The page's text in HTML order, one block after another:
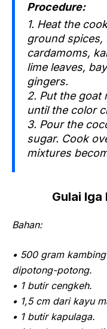
Procedure:
1. Heat the
ground spices,
cardamoms,
lime leaves,
gingers.
2. Put the goat
until the color
3. Pour the
sugar. Cook
mixtures
Gulai Iga
Bahan:
• 500 gram
dipotong-potong.
• 1 butir cengkeh.
• 1,5 cm dari kayu
• 1 butir kapulaga.